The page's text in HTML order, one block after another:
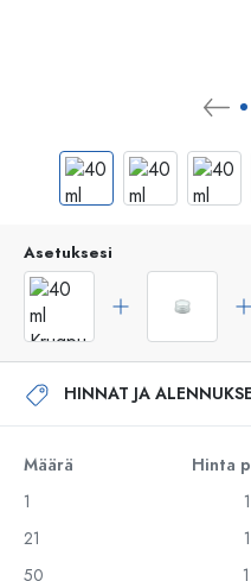
Asetuksesi
HINNAT JA
Määrä Hinta
1
21
50